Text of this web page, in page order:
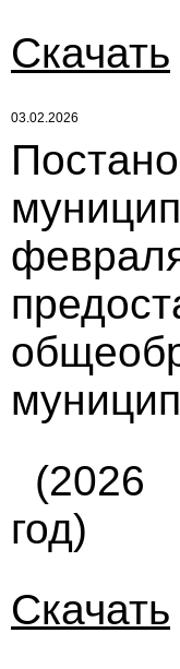
Скачать
03.02.2026
(2026
год)
Скачать